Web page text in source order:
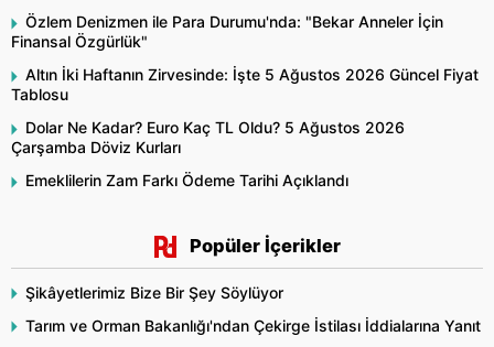
Özlem Denizmen ile Para Durumu'nda: "Bekar Anneler İçin
Finansal Özgürlük"
Altın İki Haftanın Zirvesinde: İşte 5 Ağustos 2026 Güncel Fiyat
Tablosu
Dolar Ne Kadar? Euro Kaç TL Oldu? 5 Ağustos 2026
Çarşamba Döviz Kurları
Emeklilerin Zam Farkı Ödeme Tarihi Açıklandı
Popüler İçerikler
Şikâyetlerimiz Bize Bir Şey Söylüyor
Tarım ve Orman Bakanlığı'ndan Çekirge İstilası İddialarına Yanıt